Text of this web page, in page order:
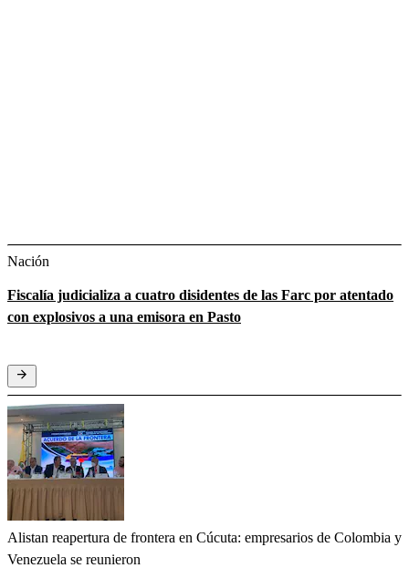
Nación
Fiscalía judicializa a cuatro disidentes de las Farc por atentado
con explosivos a una emisora en Pasto
Alistan reapertura de frontera en Cúcuta: empresarios de Colombia y
Venezuela se reunieron